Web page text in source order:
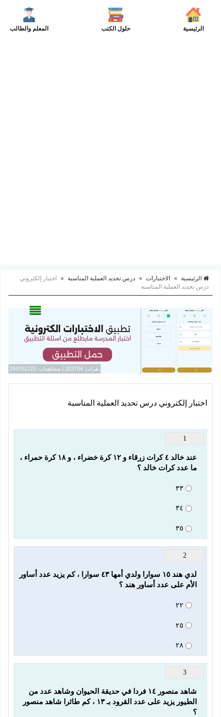
الرئيسية حلول الكتب المعلم والطالب
الرئيسية » الاختبارات » درس تحديد العملية المناسبة »
اختبار إلكتروني
درس تحديد العملية المناسبة
نقرات: 203764 / مشاهدات: 284701723
اختبار إلكتروني درس تحديد العملية المناسبة
1
ما عدد كرات خالد ؟
٣٣
٣٤
٣٥
2
الأم على عدد أساور هند ؟
٢٢
٢٥
٢٨
3
؟